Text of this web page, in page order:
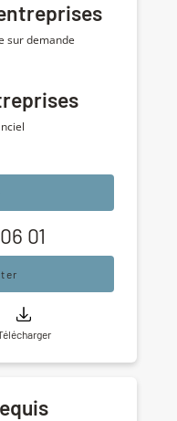
sur demande
01